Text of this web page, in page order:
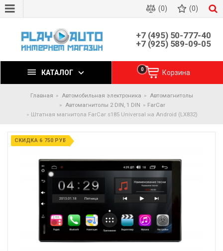
(0) (0)
+7 (495) 50-777-40
+7 (925) 589-09-05
КАТАЛОГ Корзина
0
Главная Автомобильная электроника
Автомагнитолы
Автомагнитолы 2 DIN, 1 DIN
FarCar
Штатная магнитола FarCar s185 Universal на Android (LX832)
СКИДКА 6 750 РУБ